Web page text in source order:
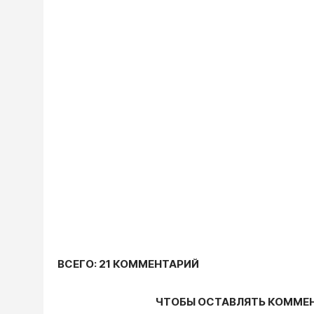
ВСЕГО: 21 КОММЕНТАРИЙ
ЧТОБЫ ОСТАВЛЯТЬ